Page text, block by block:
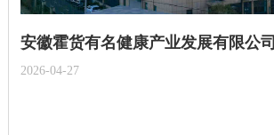
安徽霍货有名健康产业发展有限公司
2026-04-27